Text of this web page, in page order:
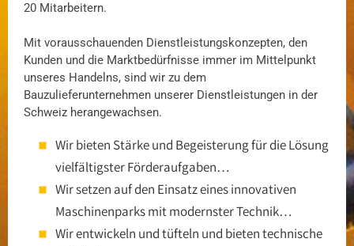
20 Mitarbeitern.
Mit vorausschauenden Dienstleistungskonzepten, den
Kunden und die Marktbedürfnisse immer im Mittelpunkt
unseres Handelns, sind wir zu dem
Bauzulieferunternehmen unserer Dienstleistungen in der
Schweiz herangewachsen.
Wir bieten Stärke und Begeisterung für die Lösung
vielfältigster Förderaufgaben…
Wir setzen auf den Einsatz eines innovativen
Maschinenparks mit modernster Technik…
Wir entwickeln und tüfteln und bieten technische